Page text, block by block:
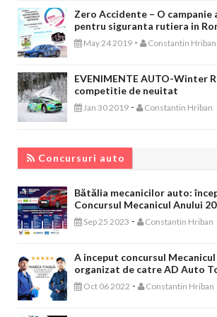
Zero Accidente – O campanie
pentru siguranta rutiera in
May 24 2019 - Constantin Hriban
EVENIMENTE AUTO-Winter
competitie de neuitat
Jan 30 2019 - Constantin Hriban
Concursuri auto
Bătălia mecanicilor auto:
Concursul Mecanicul Anului
Sep 25 2023 - Constantin Hriban
A inceput concursul
organizat de catre AD Auto
Oct 06 2022 - Constantin Hriban